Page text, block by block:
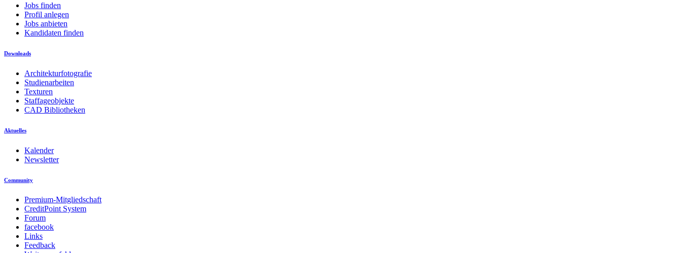
Jobs finden
Profil anlegen
Jobs anbieten
Kandidaten finden
Downloads
Architekturfotografie
Studienarbeiten
Texturen
Staffageobjekte
CAD Bibliotheken
Aktuelles
Kalender
Newsletter
Community
Premium-Mitgliedschaft
CreditPoint System
Forum
facebook
Links
Feedback